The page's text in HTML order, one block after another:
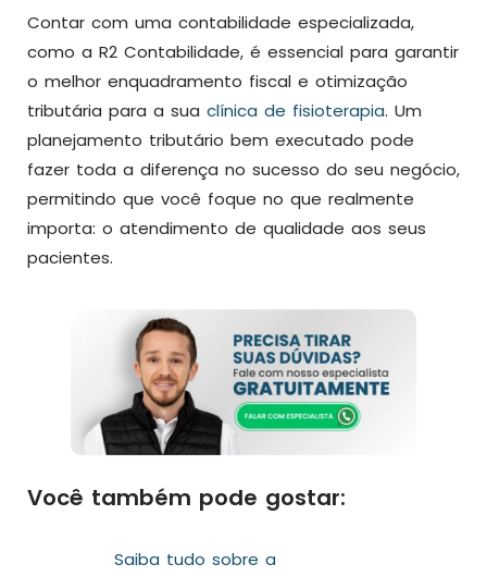
Contar com uma contabilidade especializada,
como a R2 Contabilidade, é essencial para garantir
o melhor enquadramento fiscal e otimização
tributária para a sua clínica de fisioterapia. Um
planejamento tributário bem executado pode
fazer toda a diferença no sucesso do seu negócio,
permitindo que você foque no que realmente
importa: o atendimento de qualidade aos seus
pacientes.
Você também pode gostar:
Saiba tudo sobre a